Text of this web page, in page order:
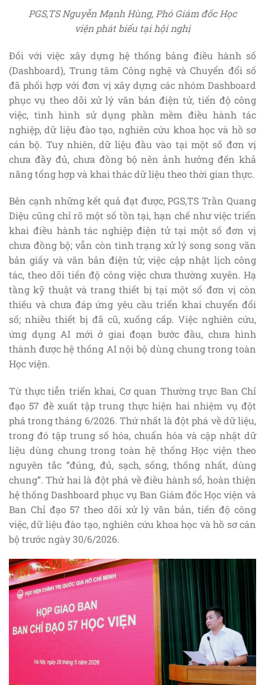
PGS,TS Nguyễn Mạnh Hùng, Phó Giám đốc Học
viện phát biểu tại hội nghị
Đối với việc xây dựng hệ thống bảng điều hành số
(Dashboard), Trung tâm Công nghệ và Chuyển đổi số
đã phối hợp với đơn vị xây dựng các nhóm Dashboard
phục vụ theo dõi xử lý văn bản điện tử, tiến độ công
việc, tình hình sử dụng phần mềm điều hành tác
nghiệp, dữ liệu đào tạo, nghiên cứu khoa học và hồ sơ
cán bộ. Tuy nhiên, dữ liệu đầu vào tại một số đơn vị
chưa đầy đủ, chưa đồng bộ nên ảnh hưởng đến khả
năng tổng hợp và khai thác dữ liệu theo thời gian thực.
Bên cạnh những kết quả đạt được, PGS,TS Trần Quang
Diệu cũng chỉ rõ một số tồn tại, hạn chế như việc triển
khai điều hành tác nghiệp điện tử tại một số đơn vị
chưa đồng bộ; vẫn còn tình trạng xử lý song song văn
bản giấy và văn bản điện tử; việc cập nhật lịch công
tác, theo dõi tiến độ công việc chưa thường xuyên. Hạ
tầng kỹ thuật và trang thiết bị tại một số đơn vị còn
thiếu và chưa đáp ứng yêu cầu triển khai chuyển đổi
số; nhiều thiết bị đã cũ, xuống cấp. Việc nghiên cứu,
ứng dụng AI mới ở giai đoạn bước đầu, chưa hình
thành được hệ thống AI nội bộ dùng chung trong toàn
Học viện.
Từ thực tiễn triển khai, Cơ quan Thường trực Ban Chỉ
đạo 57 đề xuất tập trung thực hiện hai nhiệm vụ đột
phá trong tháng 6/2026. Thứ nhất là đột phá về dữ liệu,
trong đó tập trung số hóa, chuẩn hóa và cập nhật dữ
liệu dùng chung trong toàn hệ thống Học viện theo
nguyên tắc “đúng, đủ, sạch, sống, thống nhất, dùng
chung”. Thứ hai là đột phá về điều hành số, hoàn thiện
hệ thống Dashboard phục vụ Ban Giám đốc Học viện và
Ban Chỉ đạo 57 theo dõi xử lý văn bản, tiến độ công
việc, dữ liệu đào tạo, nghiên cứu khoa học và hồ sơ cán
bộ trước ngày 30/6/2026.